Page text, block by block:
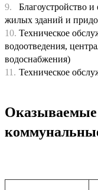
9.
Благоустройство и
жилых зданий и
10. Техническое
водоотведения,
водоснабжения)
11. Техническое
Оказываемые